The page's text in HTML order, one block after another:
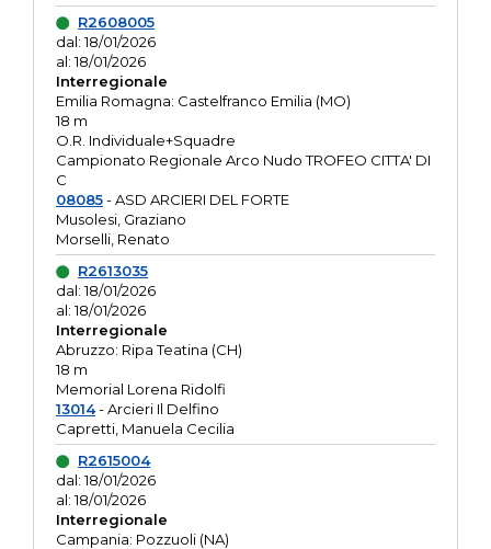
R2608005
dal: 18/01/2026
al: 18/01/2026
Interregionale
Emilia Romagna: Castelfranco Emilia (MO)
18 m
O.R. Individuale+Squadre
Campionato Regionale Arco Nudo TROFEO CITTA' DI
C
08085- ASD ARCIERI DEL FORTE
Musolesi, Graziano
Morselli, Renato
R2613035
dal: 18/01/2026
al: 18/01/2026
Interregionale
Abruzzo: Ripa Teatina (CH)
18 m
Memorial Lorena Ridolfi
13014- Arcieri Il Delfino
Capretti, Manuela Cecilia
R2615004
dal: 18/01/2026
al: 18/01/2026
Interregionale
Campania: Pozzuoli (NA)